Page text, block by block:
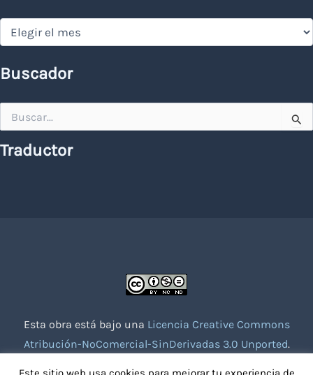
Hemeroteca
Buscador
por:
Traductor
Esta obra está bajo una Licencia Creative Commons
Atribución-NoComercial-SinDerivadas 3.0 Unported.